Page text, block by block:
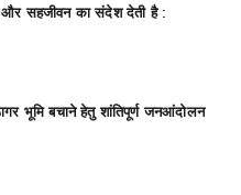
और सहजीवन का संदेश देती है :
भूमि बचाने हेतु शांतिपूर्ण जनआंदोलन